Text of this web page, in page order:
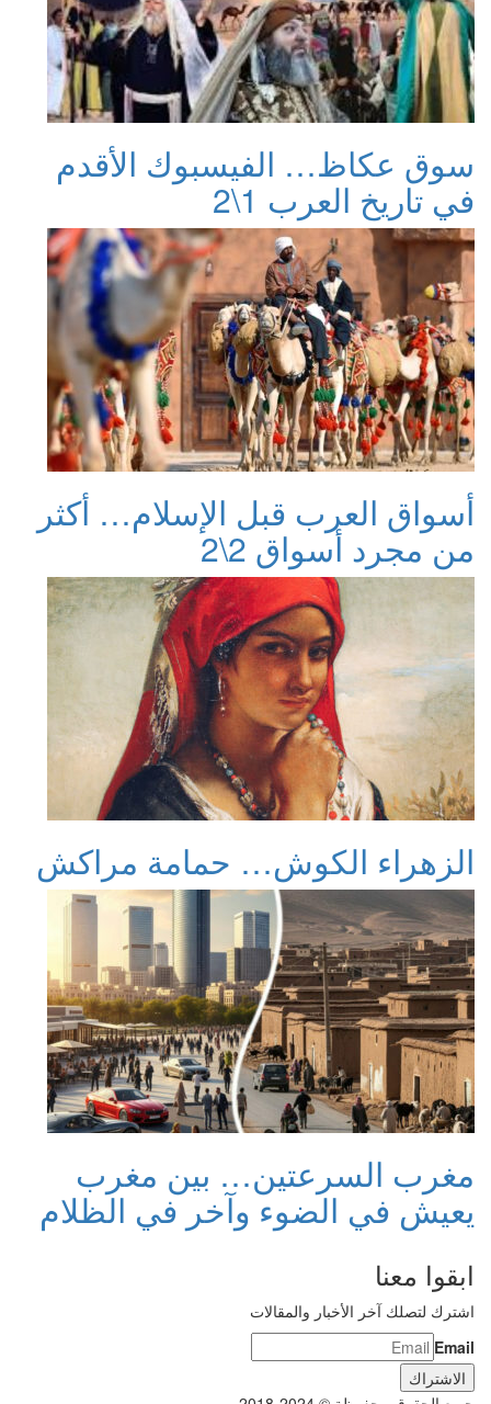
سوق عكاظ… الفيسبوك الأقدم
في تاريخ العرب 1\2
أسواق العرب قبل الإسلام… أكثر
من مجرد أسواق 2\2
الزهراء الكوش… حمامة مراكش
مغرب السرعتين… بين مغرب
يعيش في الضوء وآخر في الظلام
ابقوا معنا
اشترك لتصلك آخر الأخبار والمقالات
Email